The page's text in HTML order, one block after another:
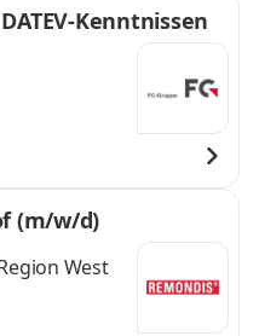
Kenntnissen
(m/w/d)
West